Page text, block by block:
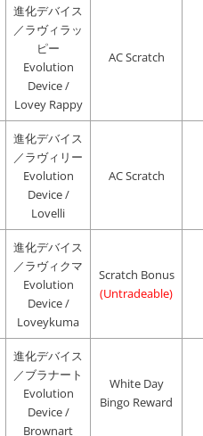
進化デバイス
／ラヴィラッ
ピー
Evolution
Device /
Lovey Rappy
AC Scratch
進化デバイス
／ラヴィリー
Evolution
Device /
Lovelli
AC Scratch
進化デバイス
／ラヴィクマ
Evolution
Device /
Loveykuma
Scratch Bonus
(Untradeable)
進化デバイス
／ブラナート
Evolution
Device /
Brownart
White Day
Bingo Reward